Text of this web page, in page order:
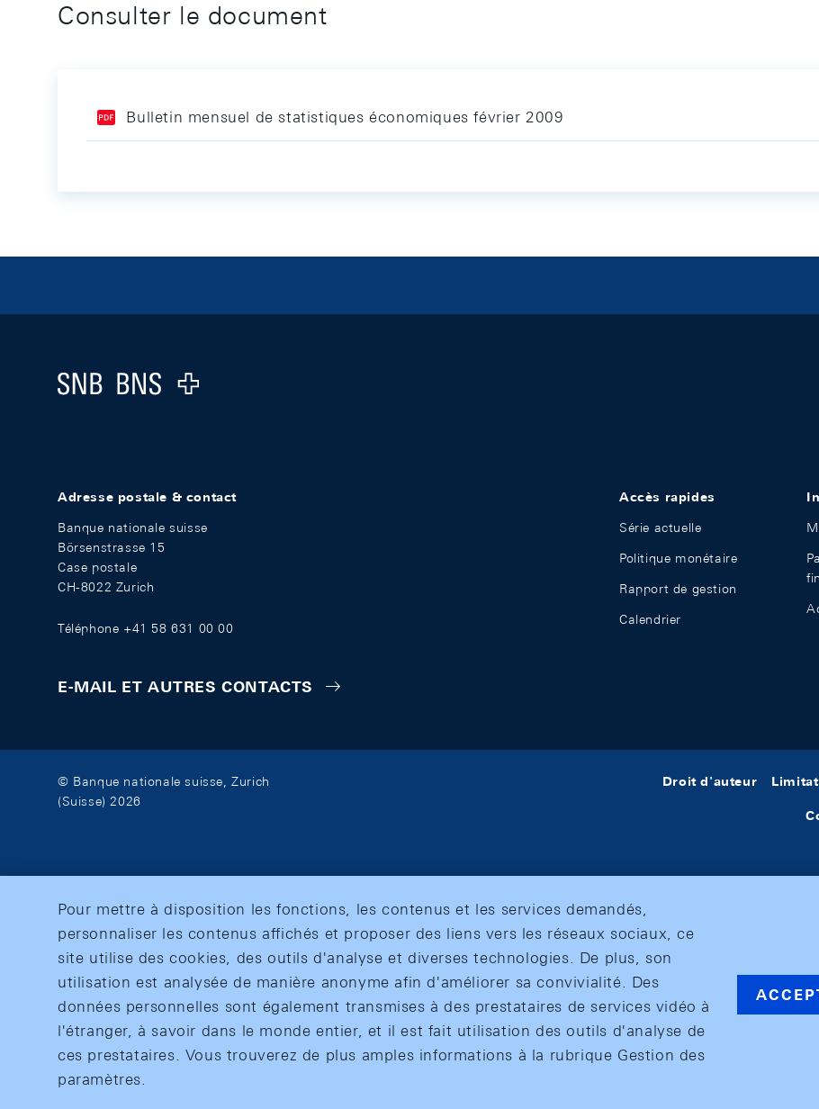
Consulter le document
Bulletin mensuel de statistiques économiques février 2009
Logo
Adresse postale & contact
Banque nationale suisse
Börsenstrasse 15
Case postale
CH-8022 Zurich
Téléphone +41 58 631 00 00
E-MAIL ET AUTRES CONTACTS
Accès rapides
Série actuelle
Politique monétaire
Rapport de gestion
Calendrier
© Banque nationale suisse, Zurich
(Suisse) 2026
Droit d'auteur
Pour mettre à disposition les fonctions, les contenus et les services demandés,
personnaliser les contenus affichés et proposer des liens vers les réseaux sociaux, ce
site utilise des cookies, des outils d'analyse et diverses technologies. De plus, son
utilisation est analysée de manière anonyme afin d'améliorer sa convivialité. Des
données personnelles sont également transmises à des prestataires de services vidéo à
l'étranger, à savoir dans le monde entier, et il est fait utilisation des outils d'analyse de
ces prestataires. Vous trouverez de plus amples informations à la rubrique Gestion des
paramètres.